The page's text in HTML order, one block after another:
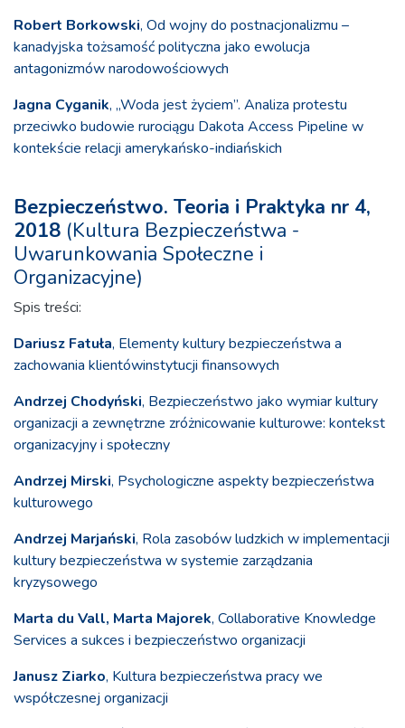
Robert Borkowski, Od wojny do postnacjonalizmu –
kanadyjska tożsamość polityczna jako ewolucja
antagonizmów narodowościowych
Jagna Cyganik, „Woda jest życiem”. Analiza protestu
przeciwko budowie rurociągu Dakota Access Pipeline w
kontekście relacji amerykańsko-indiańskich
Bezpieczeństwo. Teoria i Praktyka nr 4,
2018 (Kultura Bezpieczeństwa -
Uwarunkowania Społeczne i
Organizacyjne)
Spis treści:
Dariusz Fatuła, Elementy kultury bezpieczeństwa a
zachowania klientówinstytucji finansowych
Andrzej Chodyński, Bezpieczeństwo jako wymiar kultury
organizacji a zewnętrzne zróżnicowanie kulturowe: kontekst
organizacyjny i społeczny
Andrzej Mirski, Psychologiczne aspekty bezpieczeństwa
kulturowego
Andrzej Marjański, Rola zasobów ludzkich w implementacji
kultury bezpieczeństwa w systemie zarządzania
kryzysowego
Marta du Vall, Marta Majorek, Collaborative Knowledge
Services a sukces i bezpieczeństwo organizacji
Janusz Ziarko, Kultura bezpieczeństwa pracy we
współczesnej organizacji